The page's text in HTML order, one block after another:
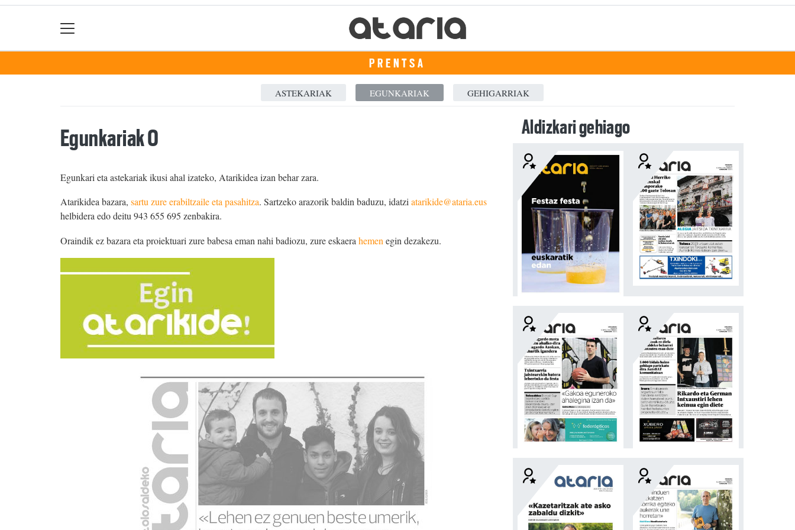
PRENTSA
ASTEKARIAK EGUNKARIAK GEHIGARRIAK
Egunkariak 0
Egunkari eta astekariak ikusi ahal izateko, Atarikidea izan behar zara.
Atarikidea bazara, sartu zure erabiltzaile eta pasahitza. Sartzeko arazorik baldin baduzu, idatziatarikide@ataria.eus
helbidera edo deitu 943 655 695 zenbakira.
Oraindik ez bazara eta proiektuari zure babesa eman nahi badiozu, zure eskaera hemen egin dezakezu.
Aldizkari gehiago